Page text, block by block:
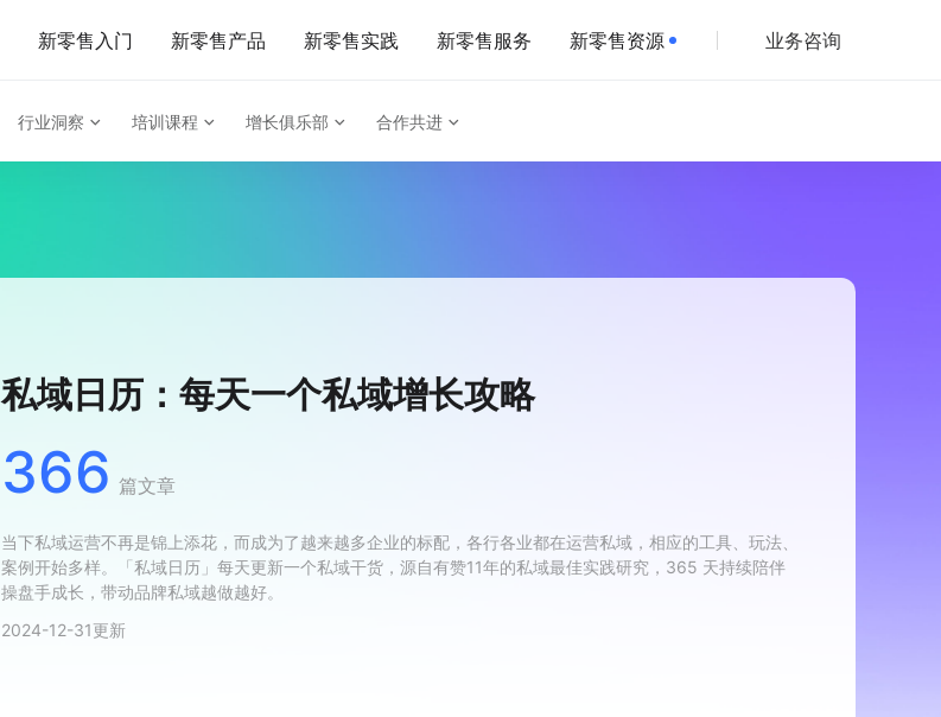
新零售入门 新零售产品 新零售实践 新零售服务 新零售资源 业务咨询
行业洞察 培训课程 增长俱乐部 合作共进
私域日历：每天一个私域增长攻略
366 篇文章
当下私域运营不再是锦上添花，而成为了越来越多企业的标配，各行各业都在运营私域，相应的工具、玩法、
案例开始多样。「私域日历」每天更新一个私域干货，源自有赞11年的私域最佳实践研究，365 天持续陪伴
操盘手成长，带动品牌私域越做越好。
2024-12-31更新